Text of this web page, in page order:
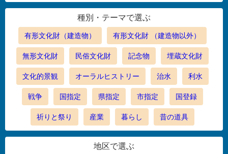
種別・テーマで選ぶ
有形文化財（建造物） 有形文化財 （建造物以外）
無形文化財 民俗文化財 記念物 埋蔵文化財
文化的景観 オーラルヒストリー 治水 利水
戦争 国指定 県指定 市指定 国登録
祈りと祭り 産業 暮らし 昔の道具
地区で選ぶ